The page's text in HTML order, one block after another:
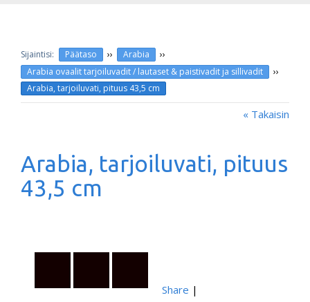
Päätaso ›› Arabia ››
Arabia ovaalit tarjoiluvadit / lautaset & paistivadit ja sillivadit ››
Arabia, tarjoiluvati, pituus 43,5 cm
« Takaisin
Arabia, tarjoiluvati, pituus
43,5 cm
Share |